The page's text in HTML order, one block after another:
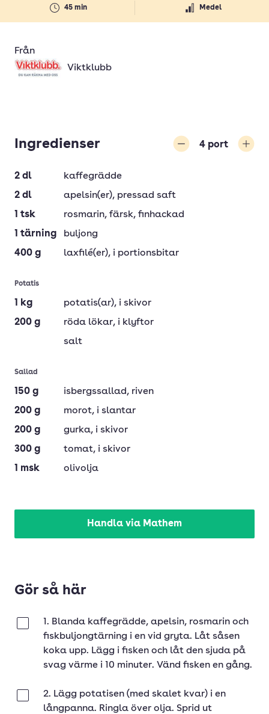
45 min Medel
Från
Viktklubb
Ingredienser 4 port
2 dl
kaffegrädde
2 dl apelsin(er), pressad saft
1 tsk rosmarin, färsk, finhackad
1 tärning
buljong
400 g laxfilé(er), i portionsbitar
Potatis
1 kg potatis(ar), i skivor
200 g röda lökar, i klyftor
salt
Sallad
150 g isbergssallad, riven
200 g morot, i slantar
200 g gurka, i skivor
300 g tomat, i skivor
1 msk olivolja
Handla via Mathem
Gör så här
1. Blanda kaffegrädde, apelsin, rosmarin och
fiskbuljongtärning i en vid gryta. Låt såsen
koka upp. Lägg i fisken och låt den sjuda på
svag värme i 10 minuter. Vänd fisken en gång.
2. Lägg potatisen (med skalet kvar) i en
långpanna. Ringla över olja. Sprid ut